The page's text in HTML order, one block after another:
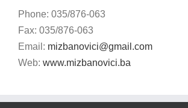
Phone: 035/876-063
Fax: 035/876-063
Email: mizbanovici@gmail.com
Web: www.mizbanovici.ba